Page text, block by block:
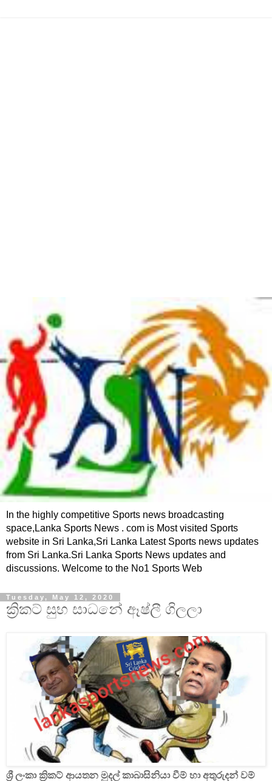
In the highly competitive Sports news broadcasting
space,Lanka Sports News . com is Most visited Sports
website in Sri Lanka,Sri Lanka Latest Sports news updates
from Sri Lanka.Sri Lanka Sports News updates and
discussions. Welcome to the No1 Sports Web
Tuesday, May 12, 2020
ක්‍රිකට් සුභ සාධනේ ඈෂ්ලී ගිලලා
ශ්‍රී ලංකා ක්‍රිකට් ආයතන මුදල් කාබාසිනියා වීම් හා අතුරුදන් වම්